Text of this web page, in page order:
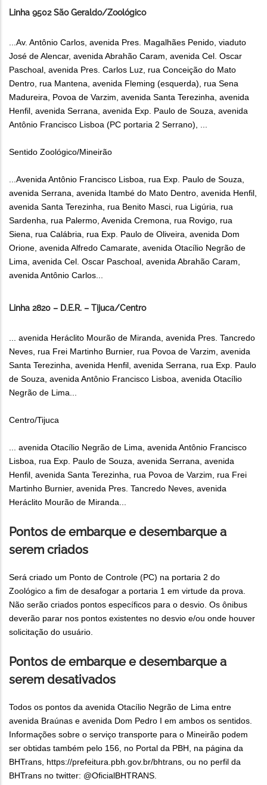
Linha 9502 São Geraldo/Zoológico
...Av. Antônio Carlos, avenida Pres. Magalhães Penido, viaduto
José de Alencar, avenida Abrahão Caram, avenida Cel. Oscar
Paschoal, avenida Pres. Carlos Luz, rua Conceição do Mato
Dentro, rua Mantena, avenida Fleming (esquerda), rua Sena
Madureira, Povoa de Varzim, avenida Santa Terezinha, avenida
Henfil, avenida Serrana, avenida Exp. Paulo de Souza, avenida
Antônio Francisco Lisboa (PC portaria 2 Serrano), ...
Sentido Zoológico/Mineirão
...Avenida Antônio Francisco Lisboa, rua Exp. Paulo de Souza,
avenida Serrana, avenida Itambé do Mato Dentro, avenida Henfil,
avenida Santa Terezinha, rua Benito Masci, rua Ligúria, rua
Sardenha, rua Palermo, Avenida Cremona, rua Rovigo, rua
Siena, rua Calábria, rua Exp. Paulo de Oliveira, avenida Dom
Orione, avenida Alfredo Camarate, avenida Otacílio Negrão de
Lima, avenida Cel. Oscar Paschoal, avenida Abrahão Caram,
avenida Antônio Carlos...
Linha 2820 – D.E.R. – Tijuca/Centro
... avenida Heráclito Mourão de Miranda, avenida Pres. Tancredo
Neves, rua Frei Martinho Burnier, rua Povoa de Varzim, avenida
Santa Terezinha, avenida Henfil, avenida Serrana, rua Exp. Paulo
de Souza, avenida Antônio Francisco Lisboa, avenida Otacílio
Negrão de Lima...
Centro/Tijuca
... avenida Otacílio Negrão de Lima, avenida Antônio Francisco
Lisboa, rua Exp. Paulo de Souza, avenida Serrana, avenida
Henfil, avenida Santa Terezinha, rua Povoa de Varzim, rua Frei
Martinho Burnier, avenida Pres. Tancredo Neves, avenida
Heráclito Mourão de Miranda...
Pontos de embarque e desembarque a
serem criados
Será criado um Ponto de Controle (PC) na portaria 2 do
Zoológico a fim de desafogar a portaria 1 em virtude da prova.
Não serão criados pontos específicos para o desvio. Os ônibus
deverão parar nos pontos existentes no desvio e/ou onde houver
solicitação do usuário.
Pontos de embarque e desembarque a
serem desativados
Todos os pontos da avenida Otacílio Negrão de Lima entre
avenida Braúnas e avenida Dom Pedro I em ambos os sentidos.
Informações sobre o serviço transporte para o Mineirão podem
ser obtidas também pelo 156, no Portal da PBH, na página da
BHTrans, https://prefeitura.pbh.gov.br/bhtrans, ou no perfil da
BHTrans no twitter: @OficialBHTRANS.